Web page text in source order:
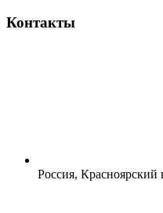
Контакты
Россия, Красноярский